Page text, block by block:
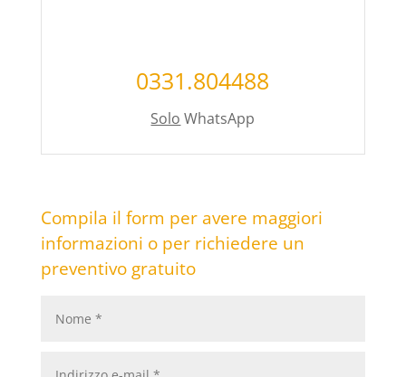
0331.804488
Solo WhatsApp
Compila il form per avere maggiori
informazioni o per richiedere un
preventivo gratuito